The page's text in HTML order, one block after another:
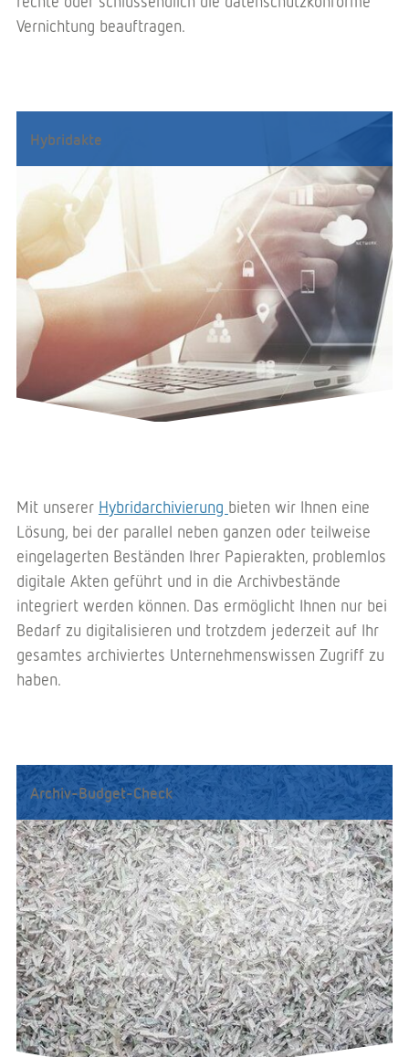
Vernichtung beauftragen.
Hybridakte
Mit unserer Hybridarchivierung bieten wir Ihnen eine
Lösung, bei der parallel neben ganzen oder teilweise
eingelagerten Beständen Ihrer Papierakten, problemlos
digitale Akten geführt und in die Archivbestände
integriert werden können. Das ermöglicht Ihnen nur bei
Bedarf zu digitalisieren und trotzdem jederzeit auf Ihr
gesamtes archiviertes Unternehmenswissen Zugriff zu
haben.
Archiv-Budget-Check